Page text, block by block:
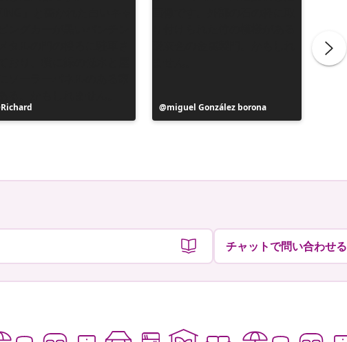
投
稿
Richard
投
稿
miguel González borona
チャットで問い合わせる